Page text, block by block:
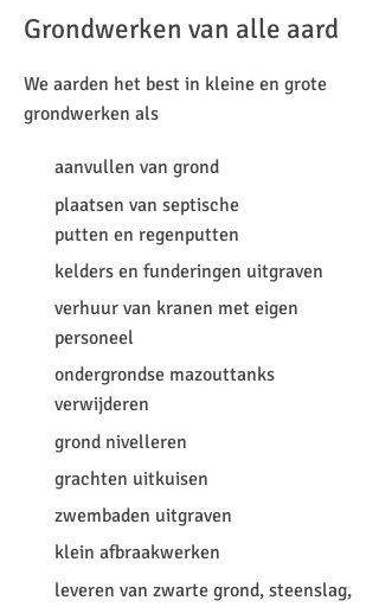
Grondwerken van alle aard
We aarden het best in kleine en grote
grondwerken als
aanvullen van grond
plaatsen van septische
putten en regenputten
kelders en funderingen uitgraven
verhuur van kranen met eigen
personeel
ondergrondse mazouttanks
verwijderen
grond nivelleren
grachten uitkuisen
zwembaden uitgraven
klein afbraakwerken
leveren van zwarte grond, steenslag,